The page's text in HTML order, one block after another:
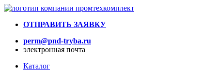
ОТПРАВИТЬ ЗАЯВКУ
perm@pnd-tryba.ru
электронная почта
Каталог